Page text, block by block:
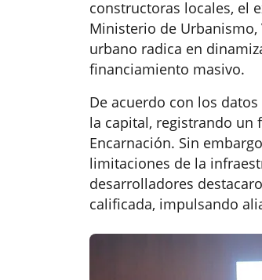
constructoras locales, el
Ministerio de Urbanismo,
urbano radica en
financiamiento masivo.
De acuerdo con los
la capital, registrando un
Encarnación. Sin
limitaciones de la
desarrolladores
calificada, impulsando